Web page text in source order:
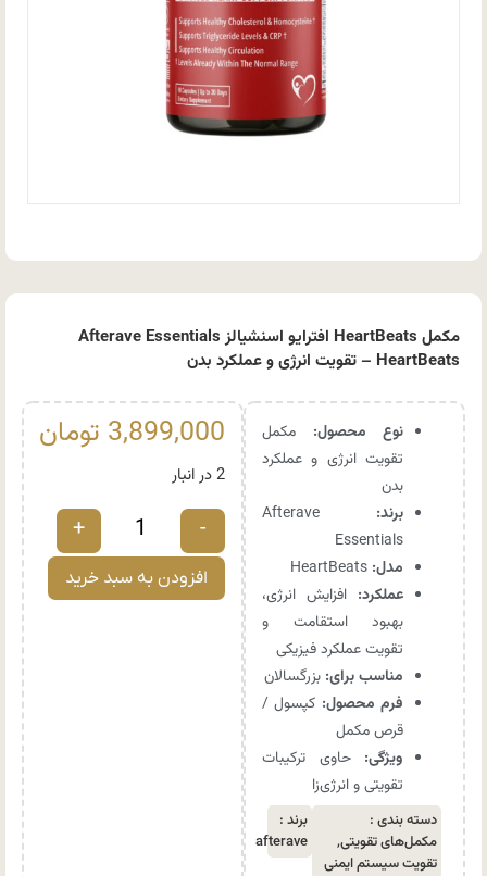
مکمل HeartBeats افترایو اسنشیالز Afterave Essentials
HeartBeats – تقویت انرژی و عملکرد بدن
نوع محصول: مکمل
تقویت انرژی و عملکرد
بدن
برند:
Afterave
Essentials
مدل:
عملکرد: افزایش انرژی،
بهبود استقامت و
تقویت عملکرد فیزیکی
مناسب برای: بزرگسالان
فرم محصول: کپسول /
قرص مکمل
ویژگی: حاوی ترکیبات
تقویتی و انرژی‌زا
دسته بندی :
مکمل‌های تقویتی,
تقویت سیستم ایمنی
برند :
afterave
3,899,000 تومان
2 در انبار
-
+
افزودن به سبد خرید